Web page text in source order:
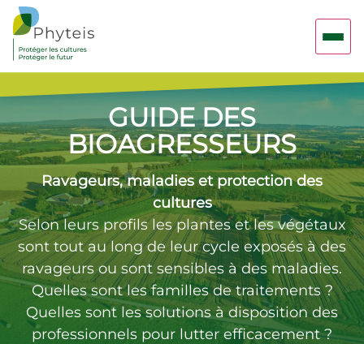
GUIDE DES
BIOAGRESSEURS
Ravageurs, maladies et protection des
cultures
Selon leurs profils les plantes et les végétaux
sont tout au long de leur cycle exposés à des
ravageurs ou sont sensibles à des maladies.
Quelles sont les familles de traitements ?
Quelles sont les solutions à disposition des
professionnels pour lutter efficacement ?